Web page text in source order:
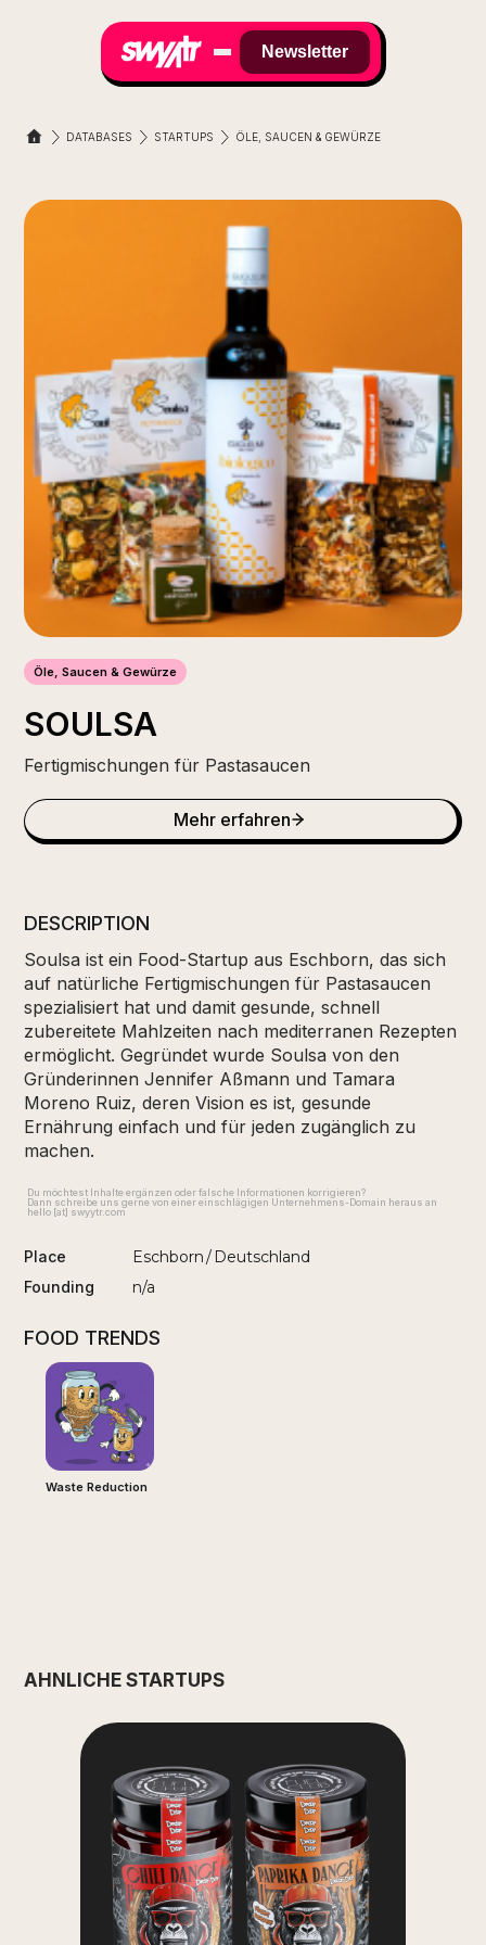
Newsletter
DATABASES STARTUPS ÖLE, SAUCEN & GEWÜRZE
Öle, Saucen & Gewürze
SOULSA
Fertigmischungen für Pastasaucen
Mehr erfahren
DESCRIPTION
Soulsa ist ein Food-Startup aus Eschborn, das sich
auf natürliche Fertigmischungen für Pastasaucen
spezialisiert hat und damit gesunde, schnell
zubereitete Mahlzeiten nach mediterranen Rezepten
ermöglicht. Gegründet wurde Soulsa von den
Gründerinnen Jennifer Aßmann und Tamara
Moreno Ruiz, deren Vision es ist, gesunde
Ernährung einfach und für jeden zugänglich zu
machen.
Du möchtest Inhalte ergänzen oder falsche Informationen korrigieren?
Dann schreibe uns gerne von einer einschlägigen Unternehmens-Domain heraus an
hello [at] swyytr.com
Place Eschborn/ Deutschland
Founding n/a
FOOD TRENDS
Waste Reduction
ÄHNLICHE STARTUPS